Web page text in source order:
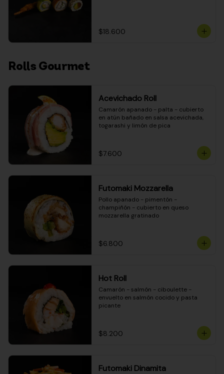
$18.600
Rolls Gourmet
Acevichado Roll
Camarón apanado - palta - cubierto
en atún bañado en salsa acevichada,
togarashi y limón de pica
$7.600
Futomaki Mozzarella
Pollo apanado - pimentón -
champiñón - cubierto en queso
mozzarella gratinado
$6.800
Hot Roll
Camarón - salmón - ciboulette -
envuelto en salmón cocido y pasta
picante
$8.200
Futomaki Dinamita